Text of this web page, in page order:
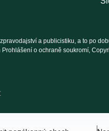
a publicistiku, a to po
o ochraně soukromí,